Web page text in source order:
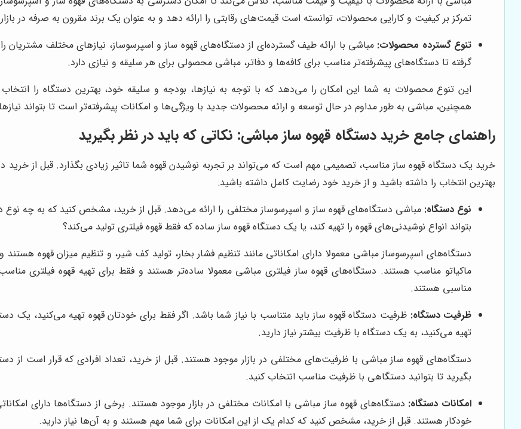
تمرکز بر کیفیت و کارایی محصولات، توانسته است قیمت‌های رقابتی را ارائه دهد و به عنوان یک برند مقرون به صرفه در
تنوع گسترده محصولات: مباشی با ارائه طیف گسترده‌ای از دستگاه‌های قهوه ساز و اسپرسوساز، نیازهای مختلف
گرفته تا دستگاه‌های پیشرفته‌تر مناسب برای کافه‌ها و دفاتر، مباشی محصولی برای هر سلیقه و نیازی دارد.
این تنوع محصولات به شما این امکان را می‌دهد که با توجه به نیازها، بودجه و سلیقه خود، بهترین دستگاه را
همچنین، مباشی به طور مداوم در حال توسعه و ارائه محصولات جدید با ویژگی‌ها و امکانات پیشرفته‌تر است تا بتواند
راهنمای جامع خرید دستگاه قهوه ساز مباشی: نکاتی که باید در نظر بگیرید
خرید یک دستگاه قهوه ساز مناسب، تصمیمی مهم است که می‌تواند بر تجربه نوشیدن قهوه شما تاثیر زیادی بگذارد. قبل از خرید
بهترین انتخاب را داشته باشید و از خرید خود رضایت کامل داشته باشید:
نوع دستگاه: مباشی دستگاه‌های قهوه ساز و اسپرسوساز مختلفی را ارائه می‌دهد. قبل از خرید، مشخص کنید که به چه نوع
بتواند انواع نوشیدنی‌های قهوه را تهیه کند، یا یک دستگاه قهوه ساز ساده که فقط قهوه فیلتری تولید می‌کند؟
دستگاه‌های اسپرسوساز مباشی معمولا دارای امکاناتی مانند تنظیم فشار بخار، تولید کف شیر، و تنظیم میزان قهوه هستند
ماکیاتو مناسب هستند. دستگاه‌های قهوه ساز فیلتری مباشی معمولا ساده‌تر هستند و فقط برای تهیه قهوه فیلتری
مناسبی هستند.
ظرفیت دستگاه: ظرفیت دستگاه قهوه ساز باید متناسب با نیاز شما باشد. اگر فقط برای خودتان قهوه تهیه می‌کنید، یک
تهیه می‌کنید، به یک دستگاه با ظرفیت بیشتر نیاز دارید.
دستگاه‌های قهوه ساز مباشی با ظرفیت‌های مختلفی در بازار موجود هستند. قبل از خرید، تعداد افرادی که قرار است از
بگیرید تا بتوانید دستگاهی با ظرفیت مناسب انتخاب کنید.
امکانات دستگاه: دستگاه‌های قهوه ساز مباشی با امکانات مختلفی در بازار موجود هستند. برخی از دستگاه‌ها دارای
خودکار هستند. قبل از خرید، مشخص کنید که کدام یک از این امکانات برای شما مهم هستند و به آن‌ها نیاز دارید.